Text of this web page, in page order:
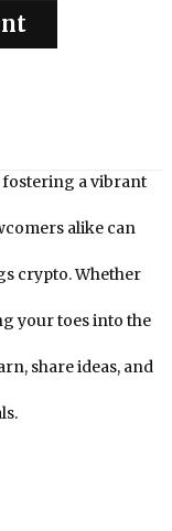
fostering a vibrant
alike can
crypto. Whether
your toes into the
share ideas, and